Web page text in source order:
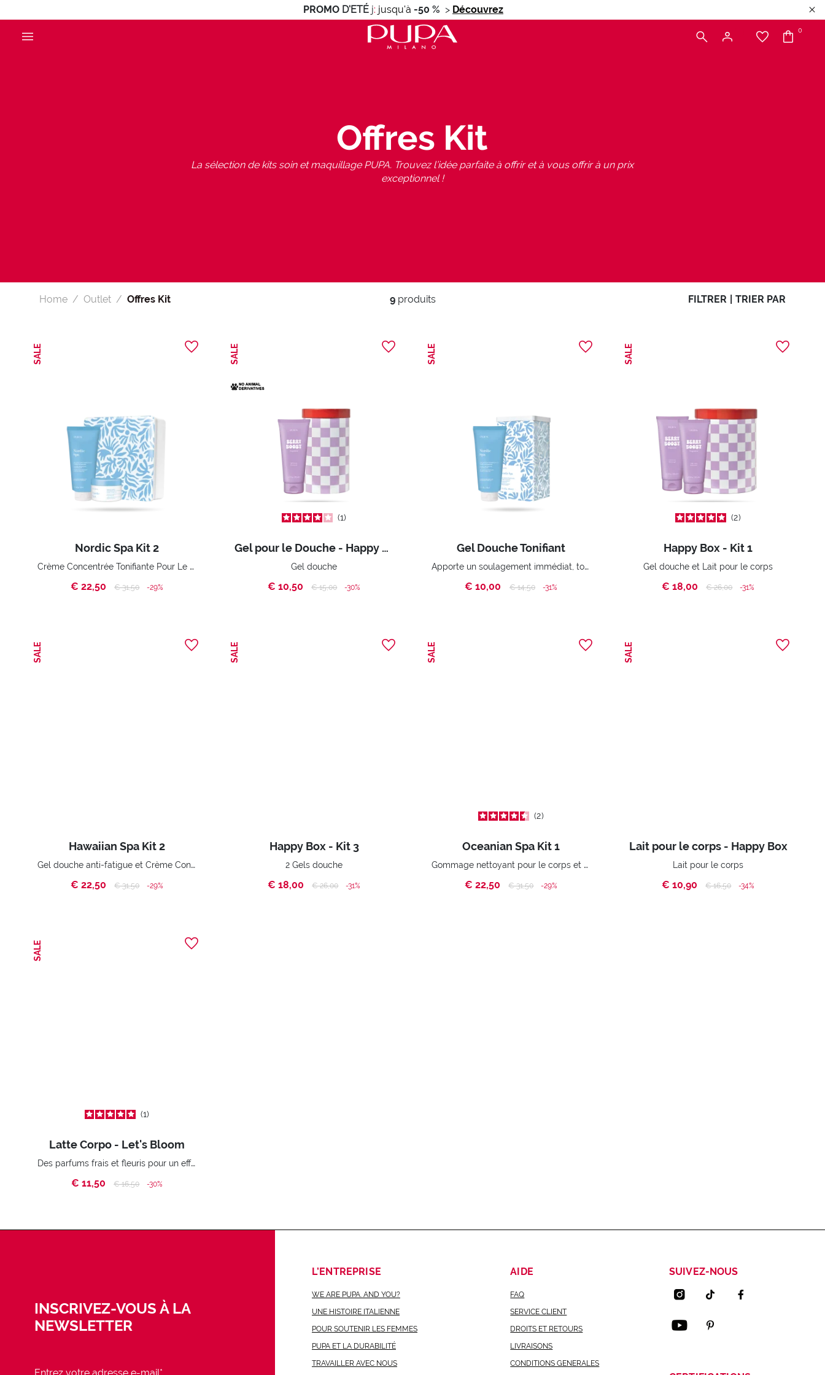
PROMO D'ETÉ j: jusqu'à -50 % > Découvrez
0
Offres Kit
La sélection de kits soin et maquillage PUPA. Trouvez l’idée parfaite à offrir et à vous offrir à un prix
exceptionnel !
Home Outlet Offres Kit 9produits FILTRER TRIER PAR
SALE
Nordic Spa Kit 2
Crème Concentrée Tonifiante Pour Le Corps et Crème Concentrée Tonifiante Pour Le Corps
€ 22,50
Price reduced from
€ 31,50to -29%
SALE
1
Gel pour le Douche - Happy Box
Gel douche
€ 10,50 Price reduced from
€ 15,00to -30%
SALE
Gel Douche Tonifiant
Apporte un soulagement immédiat, tonifie, apaise la sensation de fatigue et revigore.
€ 10,00
Price reduced from
€ 14,50to -31%
SALE
2
Happy Box - Kit 1
Gel douche et Lait pour le corps
€ 18,00 Price reduced from
€ 26,00to -31%
SALE
Hawaiian Spa Kit 2
Gel douche anti-fatigue et Crème Concentrée
€ 22,50
Price reduced from
€ 31,50to -29%
SALE
Happy Box - Kit 3
2 Gels douche
€ 18,00 Price reduced from
€ 26,00to -31%
SALE
2
Oceanian Spa Kit 1
Gommage nettoyant pour le corps et Lait de douche nourrissant
€ 22,50
Price reduced from
€ 31,50to -29%
SALE
Lait pour le corps - Happy Box
Lait pour le corps
€ 10,90 Price reduced from
€ 16,50to -34%
SALE
1
Latte Corpo - Let's Bloom
Des parfums frais et fleuris pour un effet bucolique.
€ 11,50
Price reduced from
€ 16,50to -30%
INSCRIVEZ-VOUS À LA
NEWSLETTER
L’ENTREPRISE
WE ARE PUPA. AND YOU?
UNE HISTOIRE ITALIENNE
POUR SOUTENIR LES FEMMES
PUPA ET LA DURABILITÉ
TRAVAILLER AVEC NOUS
AIDE
FAQ
SERVICE CLIENT
DROITS ET RETOURS
LIVRAISONS
CONDITIONS GENERALES
SUIVEZ-NOUS